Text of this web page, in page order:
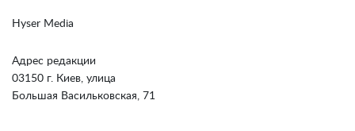
Hyser Media
Адрес редакции
03150 г. Киев, улица
Большая Васильковская, 71